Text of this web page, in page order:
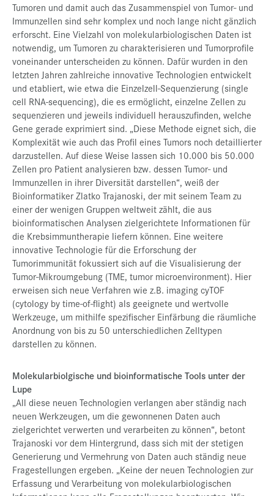
Tumoren und damit auch das Zusammenspiel von Tumor- und
Immunzellen sind sehr komplex und noch lange nicht gänzlich
erforscht. Eine Vielzahl von molekularbiologischen Daten ist
notwendig, um Tumoren zu charakterisieren und Tumorprofile
voneinander unterscheiden zu können. Dafür wurden in den
letzten Jahren zahlreiche innovative Technologien entwickelt
und etabliert, wie etwa die Einzelzell-Sequenzierung (single
cell RNA-sequencing), die es ermöglicht, einzelne Zellen zu
sequenzieren und jeweils individuell herauszufinden, welche
Gene gerade exprimiert sind. „Diese Methode eignet sich, die
Komplexität wie auch das Profil eines Tumors noch detaillierter
darzustellen. Auf diese Weise lassen sich 10.000 bis 50.000
Zellen pro Patient analysieren bzw. dessen Tumor- und
Immunzellen in ihrer Diversität darstellen“, weiß der
Bioinformatiker Zlatko Trajanoski, der mit seinem Team zu
einer der wenigen Gruppen weltweit zählt, die aus
bioinformatischen Analysen zielgerichtete Informationen für
die Krebsimmuntherapie liefern können. Eine weitere
innovative Technologie für die Erforschung der
Tumorimmunität fokussiert sich auf die Visualisierung der
Tumor-Mikroumgebung (TME, tumor microenvironment). Hier
erweisen sich neue Verfahren wie z.B. imaging cyTOF
(cytology by time-of-flight) als geeignete und wertvolle
Werkzeuge, um mithilfe spezifischer Einfärbung die räumliche
Anordnung von bis zu 50 unterschiedlichen Zelltypen
darstellen zu können.
Molekularbiolgische und bioinformatische Tools unter der
Lupe
„All diese neuen Technologien verlangen aber ständig nach
neuen Werkzeugen, um die gewonnenen Daten auch
zielgerichtet verwerten und verarbeiten zu können“, betont
Trajanoski vor dem Hintergrund, dass sich mit der stetigen
Generierung und Vermehrung von Daten auch ständig neue
Fragestellungen ergeben. „Keine der neuen Technologien zur
Erfassung und Verarbeitung von molekularbiologischen